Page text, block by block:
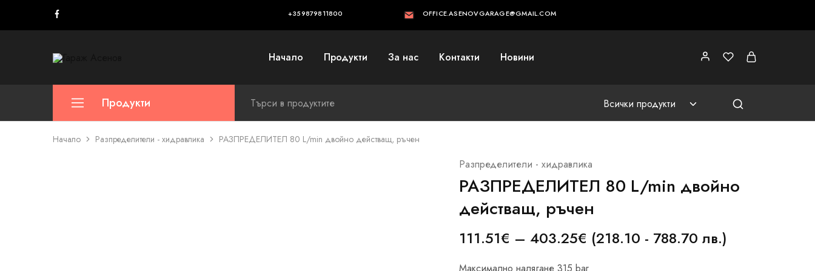
+359879811800 OFFICE.ASENOVGARAGE@GMAIL.COM
Гараж Начало Продукти За нас Контакти Новини
Продукти
Хидравлични маркучи
Всички продукти
Начало Разпределители - хидравлика РАЗПРЕДЕЛИТЕЛ 80 L/min двойно действащ, ръчен
Разпределители - хидравлика
РАЗПРЕДЕЛИТЕЛ 80 L/min двойно
действащ, ръчен
111.51€ – 403.25€ (218.10 - 788.70 лв.)